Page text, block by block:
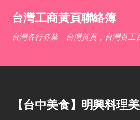
跳到主要內容
台灣工商黃頁聯絡簿
台灣各行各業，台灣黃頁，台灣百工
【台中美食】明興料理